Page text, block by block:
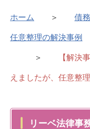
ホーム ＞ 債
任意整理の解決事例
＞ 【解決
えましたが、任意整
リーベ法律事